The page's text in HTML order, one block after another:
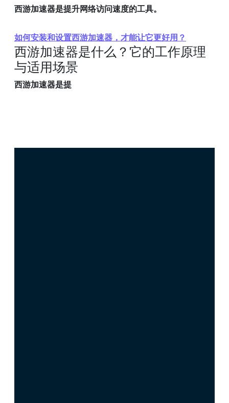
西游加速器是提升网络访问速度的工具。
如何安装和设置西游加速器，才能让它更好用？
西游加速器是什么？它的工作原理
与适用场景
西游加速器是提